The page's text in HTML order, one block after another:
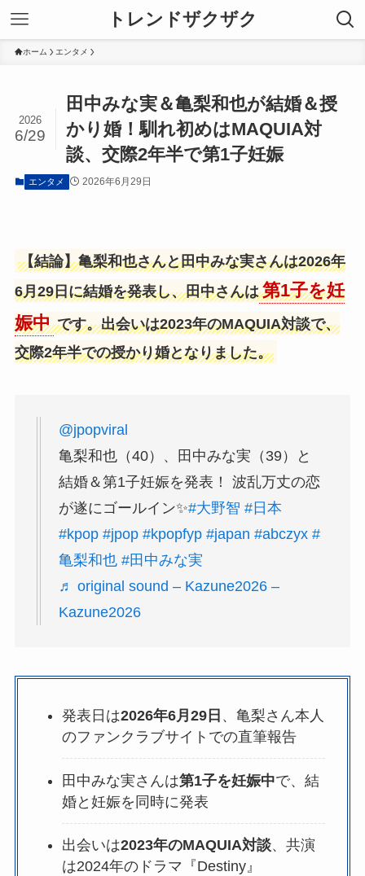
トレンドザクザク
ホーム エンタメ
田中みな実＆亀梨和也が結婚＆授
かり婚！馴れ初めはMAQUIA対
談、交際2年半で第1子妊娠
2026
6/29
エンタメ 2026年6月29日
【結論】亀梨和也さんと田中みな実さんは2026年
6月29日に結婚を発表し、田中さんは 第1子を妊
娠中 です。出会いは2023年のMAQUIA対談で、
交際2年半での授かり婚となりました。
@jpopviral
亀梨和也（40）、田中みな実（39）と
結婚＆第1子妊娠を発表！ 波乱万丈の恋
が遂にゴールイン✨#大野智 #日本
#kpop #jpop #kpopfyp #japan #abczyx #
亀梨和也 #田中みな実
♬ original sound – Kazune2026 –
Kazune2026
発表日は2026年6月29日 、亀梨さん本人
のファンクラブサイトでの直筆報告
田中みな実さんは第1子を妊娠中で、結
婚と妊娠を同時に発表
出会いは2023年のMAQUIA対談、共演
は2024年のドラマ『Destiny』